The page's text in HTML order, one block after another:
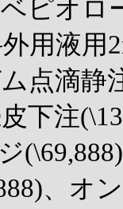
ピオ
用液用
点滴静
下注
、オ